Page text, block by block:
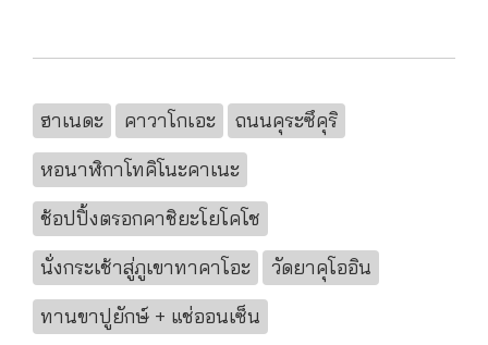
ฮาเนดะ คาวาโกเอะ
ถนนคุระซึคุริ
หอนาฬิกาโทคิโนะคาเนะ
ช้อปปิ้งตรอกคาชิยะโยโคโช
นั่งกระเช้าสู่ภูเขาทาคาโอะ
วัดยาคุโออิน
ทานขาปูยักษ์ + แช่ออนเซ็น